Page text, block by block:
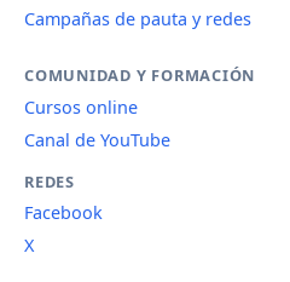
Campañas de pauta y redes
COMUNIDAD Y FORMACIÓN
Cursos online
Canal de YouTube
REDES
Facebook
X